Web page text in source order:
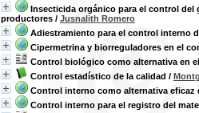
Insecticida orgánico para el control del
productores / Jusnalith Romero
Adiestramiento para el control interno
Cipermetrina y biorreguladores en el
Control biológico como alternativa en
Control estadístico de la calidad /
Control interno como alternativa
Control interno para el registro del